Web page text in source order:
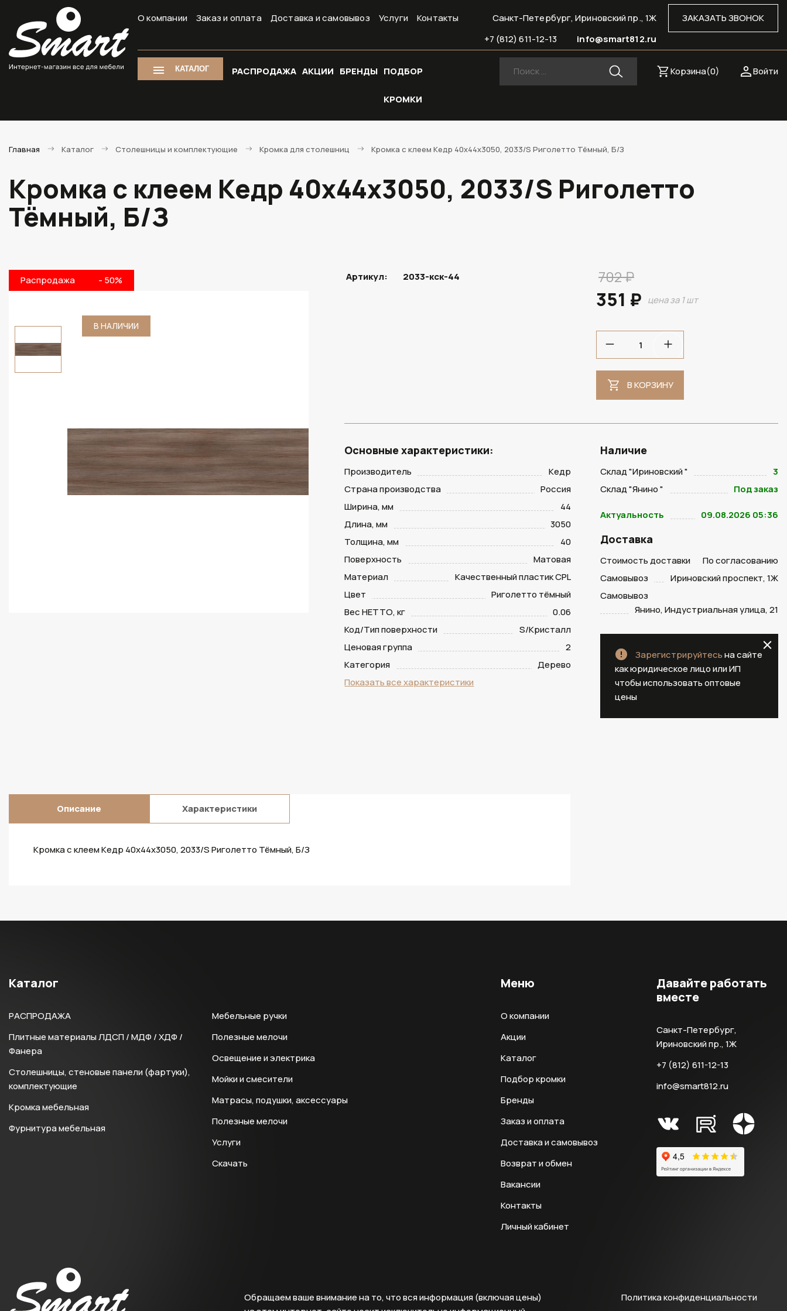
О компании Заказ и оплата Доставка и самовывоз Услуги Контакты ЗАКАЗАТЬ ЗВОНОК
Санкт-Петербург, Ириновский пр., 1Ж
info@smart812.ru
+7 (812) 611-12-13
КАТАЛОГ РАСПРОДАЖА АКЦИИ БРЕНДЫ ПОДБОР
КРОМКИ
Войти
Корзина(0)
Главная Каталог Столешницы и комплектующие Кромка для столешниц Кромка с клеем Кедр 40х44х3050, 2033/S Риголетто Тёмный, Б/З
Кромка с клеем Кедр 40х44х3050, 2033/S Риголетто
Тёмный, Б/З
Распродажа - 50%
В НАЛИЧИИ
Артикул: 2033-кск-44 702 ₽
351 ₽ цена за 1 шт
В КОРЗИНУ
Основные характеристики:
Производитель
Кедр
Страна производства
Россия
Ширина, мм
44
Длина, мм
3050
Толщина, мм
40
Поверхность
Матовая
Материал
Качественный пластик CPL
Цвет
Риголетто тёмный
Вес НЕТТО, кг
0.06
Код/Тип поверхности
S/Кристалл
Ценовая группа
2
Категория
Дерево
Показать все характеристики
Наличие
Склад "Ириновский "
3
Склад "Янино "
Под заказ
Актуальность 09.08.2026 05:36
Доставка
Стоимость доставки
По согласованию
Самовывоз
Ириновский проспект, 1Ж
Самовывоз
Янино, Индустриальная улица, 21
Зарегистрируйтесьна сайте
как юридическое лицо или ИП
чтобы использовать оптовые
цены
Описание Характеристики
Кромка с клеем Кедр 40х44х3050, 2033/S Риголетто Тёмный, Б/З
Каталог
РАСПРОДАЖА
Плитные материалы ЛДСП / МДФ / ХДФ /
Фанера
Столешницы, стеновые панели (фартуки),
комплектующие
Кромка мебельная
Фурнитура мебельная
Мебельные ручки
Полезные мелочи
Освещение и электрика
Мойки и смесители
Матрасы, подушки, аксессуары
Полезные мелочи
Услуги
Скачать
Меню
О компании
Акции
Каталог
Подбор кромки
Бренды
Заказ и оплата
Доставка и самовывоз
Возврат и обмен
Вакансии
Контакты
Личный кабинет
Давайте работать
вместе
Санкт-Петербург,
Ириновский пр., 1Ж
+7 (812) 611-12-13
info@smart812.ru
Политика конфиденциальности
Обращаем ваше внимание на то, что вся информация (включая цены)